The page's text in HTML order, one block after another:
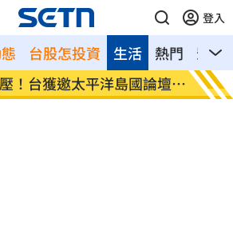
登入
台股怎投資 熱門 影音
生活
！台獲邀太平洋島國論壇峰
地震
億